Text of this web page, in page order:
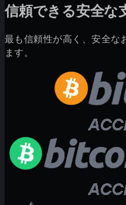
信頼できる安全な
最も信頼性が高く、安全な
ます。